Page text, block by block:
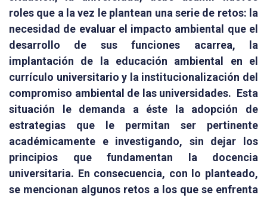
roles que a la vez le plantean una serie de retos: la
necesidad de evaluar el impacto ambiental que el
desarrollo de sus funciones acarrea, la
implantación de la educación ambiental en el
currículo universitario y la institucionalización del
compromiso ambiental de las universidades. Esta
situación le demanda a éste la adopción de
estrategias que le permitan ser pertinente
académicamente e investigando, sin dejar los
principios que fundamentan la docencia
universitaria. En consecuencia, con lo planteado,
se mencionan algunos retos a los que se enfrenta